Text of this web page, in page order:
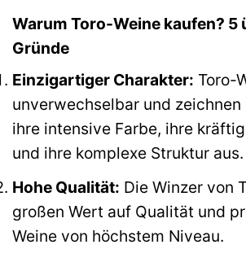
Warum Toro-Weine kaufen? 5
Gründe
Einzigartiger Charakter: Toro-
unverwechselbar und
ihre intensive Farbe, ihre
und ihre komplexe Struktur aus.
Hohe Qualität: Die Winzer von
großen Wert auf Qualität und
Weine von höchstem Niveau.